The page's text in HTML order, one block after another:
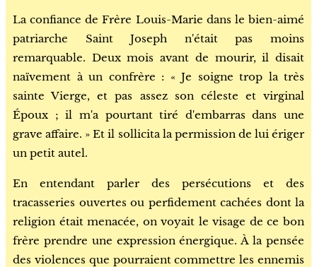
La confiance de Frère Louis-Marie dans le bien-aimé
patriarche Saint Joseph n'était pas moins
remarquable. Deux mois avant de mourir, il disait
naïvement à un confrère : « Je soigne trop la très
sainte Vierge, et pas assez son céleste et virginal
Époux ; il m'a pourtant tiré d'embarras dans une
grave affaire. » Et il sollicita la permission de lui ériger
un petit autel.
En entendant parler des persécutions et des
tracasseries ouvertes ou perfidement cachées dont la
religion était menacée, on voyait le visage de ce bon
frère prendre une expression énergique. À la pensée
des violences que pourraient commettre les ennemis